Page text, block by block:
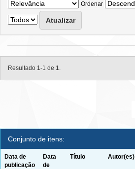
Ordenar
Resultado 1-1 de 1.
Conjunto de itens:
Data de
publicação
Data
de
Título Autor(es)